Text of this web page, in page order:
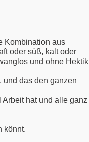
Kombination aus
oder süß, kalt oder
und ohne Hektik
und das den ganzen
hat und alle ganz
könnt.